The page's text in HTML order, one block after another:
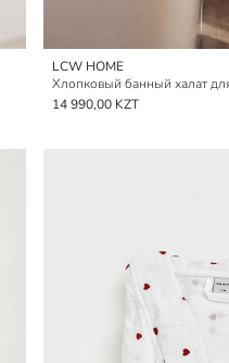
LCW HOME
14 990,00 KZT